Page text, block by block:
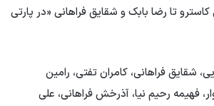
تا رضا بابک و شقایق فراهانی «در پارتی
شقایق فراهانی، کامران تفتی، رامین
فهیمه رحیم نیا، آذرخش فراهانی، علی